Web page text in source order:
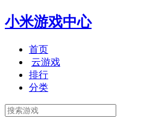
小米游戏中心
首页
云游戏
排行
分类